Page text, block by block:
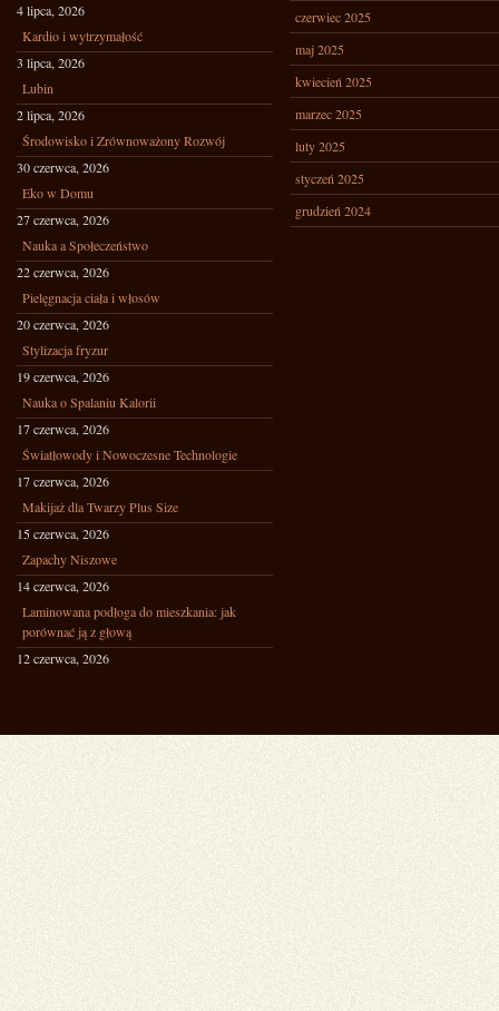
4 lipca, 2026
Kardio i wytrzymałość
3 lipca, 2026
Lubin
2 lipca, 2026
Środowisko i Zrównoważony Rozwój
30 czerwca, 2026
Eko w Domu
27 czerwca, 2026
Nauka a Społeczeństwo
22 czerwca, 2026
Pielęgnacja ciała i włosów
20 czerwca, 2026
Stylizacja fryzur
19 czerwca, 2026
Nauka o Spalaniu Kalorii
17 czerwca, 2026
Światłowody i Nowoczesne Technologie
17 czerwca, 2026
Makijaż dla Twarzy Plus Size
15 czerwca, 2026
Zapachy Niszowe
14 czerwca, 2026
Laminowana podłoga do mieszkania: jak
porównać ją z głową
12 czerwca, 2026
czerwiec 2025
maj 2025
kwiecień 2025
marzec 2025
luty 2025
styczeń 2025
grudzień 2024